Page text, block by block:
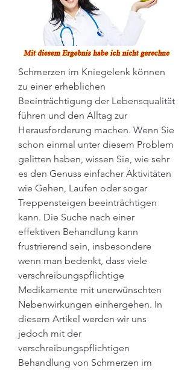
Schmerzen im Kniegelenk können
zu einer erheblichen
Beeinträchtigung der Lebensqualität
führen und den Alltag zur
Herausforderung machen. Wenn Sie
schon einmal unter diesem Problem
gelitten haben, wissen Sie, wie sehr
es den Genuss einfacher Aktivitäten
wie Gehen, Laufen oder sogar
Treppensteigen beeinträchtigen
kann. Die Suche nach einer
effektiven Behandlung kann
frustrierend sein, insbesondere
wenn man bedenkt, dass viele
verschreibungspflichtige
Medikamente mit unerwünschten
Nebenwirkungen einhergehen. In
diesem Artikel werden wir uns
jedoch mit der
verschreibungspflichtigen
Behandlung von Schmerzen im